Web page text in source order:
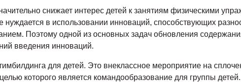
снижает интерес детей к занятиям физическими
нуждается в использовании инноваций, способствующих
Поэтому одной из основных задач обновления
введения инноваций.
для детей. Это внеклассное мероприятие на
которого является командообразование для группы детей.